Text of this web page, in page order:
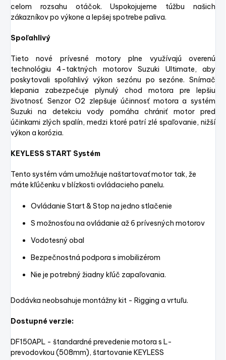
celom rozsahu otáčok. Uspokojujeme túžbu našich
zákazníkov po výkone a lepšej spotrebe paliva.
Spoľahlivý
Tieto nové prívesné motory plne využívajú overenú
technológiu 4-taktných motorov Suzuki Ultimate, aby
poskytovali spoľahlivý výkon sezónu po sezóne. Snímač
klepania zabezpečuje plynulý chod motora pre lepšiu
životnosť. Senzor O2 zlepšuje účinnosť motora a systém
Suzuki na detekciu vody pomáha chrániť motor pred
účinkami zlých spalín, medzi ktoré patrí zlé spaľovanie, nižší
výkon a korózia.
KEYLESS START Systém
Tento systém vám umožňuje naštartovať motor tak, že
máte kľúčenku v blízkosti ovládacieho panelu.
Ovládanie Start & Stop na jedno stlačenie
S možnosťou na ovládanie až 6 prívesných motorov
Vodotesný obal
Bezpečnostná podpora s imobilizérom
Nie je potrebný žiadny kľúč zapaľovania.
Dodávka neobsahuje montážny kit - Rigging a vrtuľu.
Dostupné verzie:
DF150APL - štandardné prevedenie motora s L-
prevodovkou (508mm), štartovanie KEYLESS